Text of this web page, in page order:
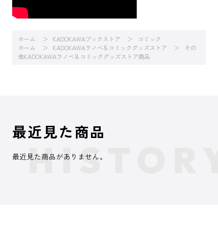
ホーム KADOKAWAブックストア
コミック
ホーム
KADOKAWAラノベ＆コミックグッズストア
その
他KADOKAWAラノベ＆コミックグッズストア商品
最近見た商品
最近見た商品がありません。